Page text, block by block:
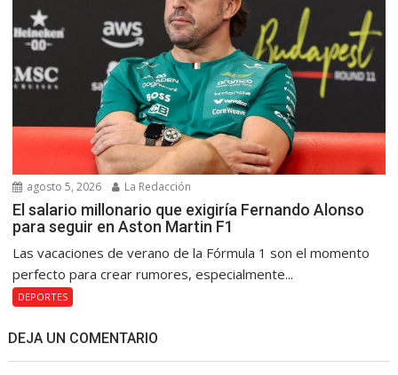
agosto 5, 2026 La Redacción
El salario millonario que exigiría Fernando Alonso
para seguir en Aston Martin F1
Las vacaciones de verano de la Fórmula 1 son el momento
perfecto para crear rumores, especialmente...
DEPORTES
DEJA UN COMENTARIO